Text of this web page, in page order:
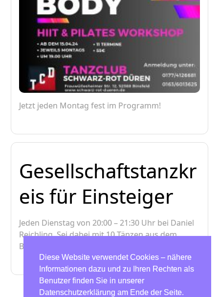
Jetzt jeden Montag fest im Programm!
Gesellschaftstanzkr
eis für Einsteiger
Jeden Dienstag von 20:00 – 21:30 Uhr bei Daniel
Reichling. Sei dabei mit 10 Tänzen aus dem
Bereich Standard und Latein!
Diese Website verwendet Cookies – nähere
Informationen dazu und zu Ihren Rechten als
Benutzer finden Sie in unserer
Datenschutzerklärung am Ende der Seite.